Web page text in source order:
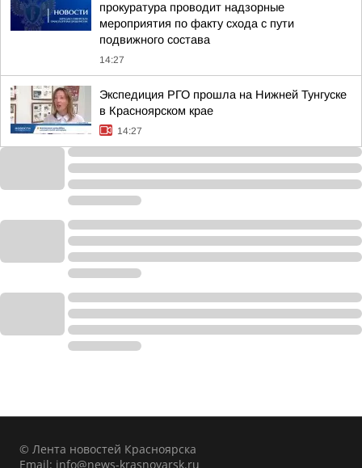
прокуратура проводит надзорные
мероприятия по факту схода с пути
подвижного состава
14:27
Экспедиция РГО прошла на Нижней Тунгуске
в Красноярском крае
14:27
© Лента новостей Красноярска
Email: info@news-krasnoyarsk.ru